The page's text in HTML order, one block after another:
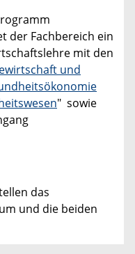
der Fachbereich ein
mit den
und
" sowie
das
und die beiden